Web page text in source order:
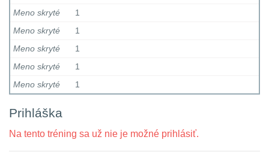
Meno skryté
1
Meno skryté
1
Meno skryté
1
Meno skryté
1
Meno skryté
1
Prihláška
Na tento tréning sa už nie je možné prihlásiť.